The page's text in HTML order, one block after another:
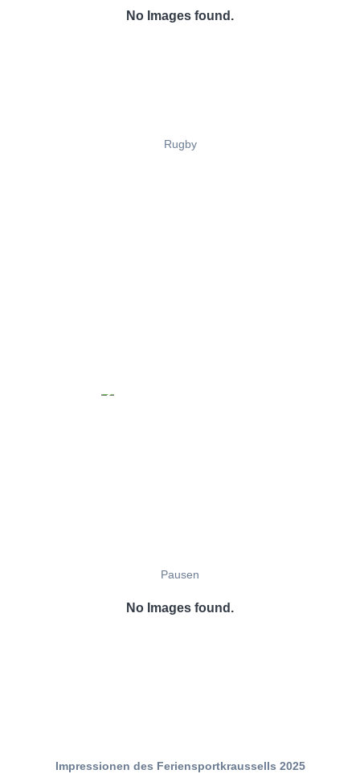
No Images found.
Rugby
Pausen
No Images found.
Impressionen des Feriensportkraussells 2025